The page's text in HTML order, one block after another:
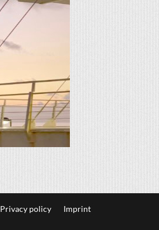
Privacy policy Imprint